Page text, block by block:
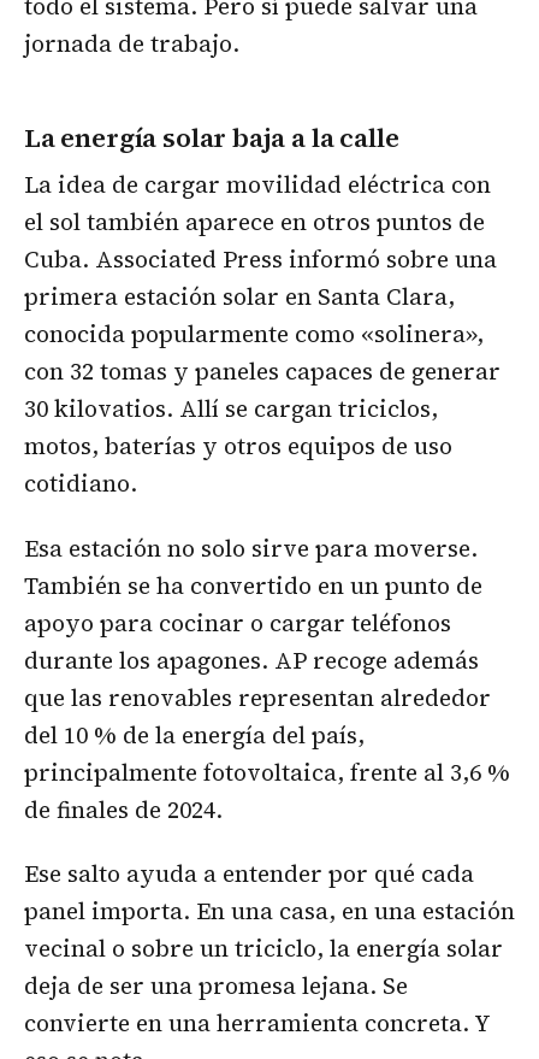
todo el sistema. Pero sí puede salvar una
jornada de trabajo.
La energía solar baja a la calle
La idea de cargar movilidad eléctrica con
el sol también aparece en otros puntos de
Cuba. Associated Press informó sobre una
primera estación solar en Santa Clara,
conocida popularmente como «solinera»,
con 32 tomas y paneles capaces de generar
30 kilovatios. Allí se cargan triciclos,
motos, baterías y otros equipos de uso
cotidiano.
Esa estación no solo sirve para moverse.
También se ha convertido en un punto de
apoyo para cocinar o cargar teléfonos
durante los apagones. AP recoge además
que las renovables representan alrededor
del 10 % de la energía del país,
principalmente fotovoltaica, frente al 3,6 %
de finales de 2024.
Ese salto ayuda a entender por qué cada
panel importa. En una casa, en una estación
vecinal o sobre un triciclo, la energía solar
deja de ser una promesa lejana. Se
convierte en una herramienta concreta. Y